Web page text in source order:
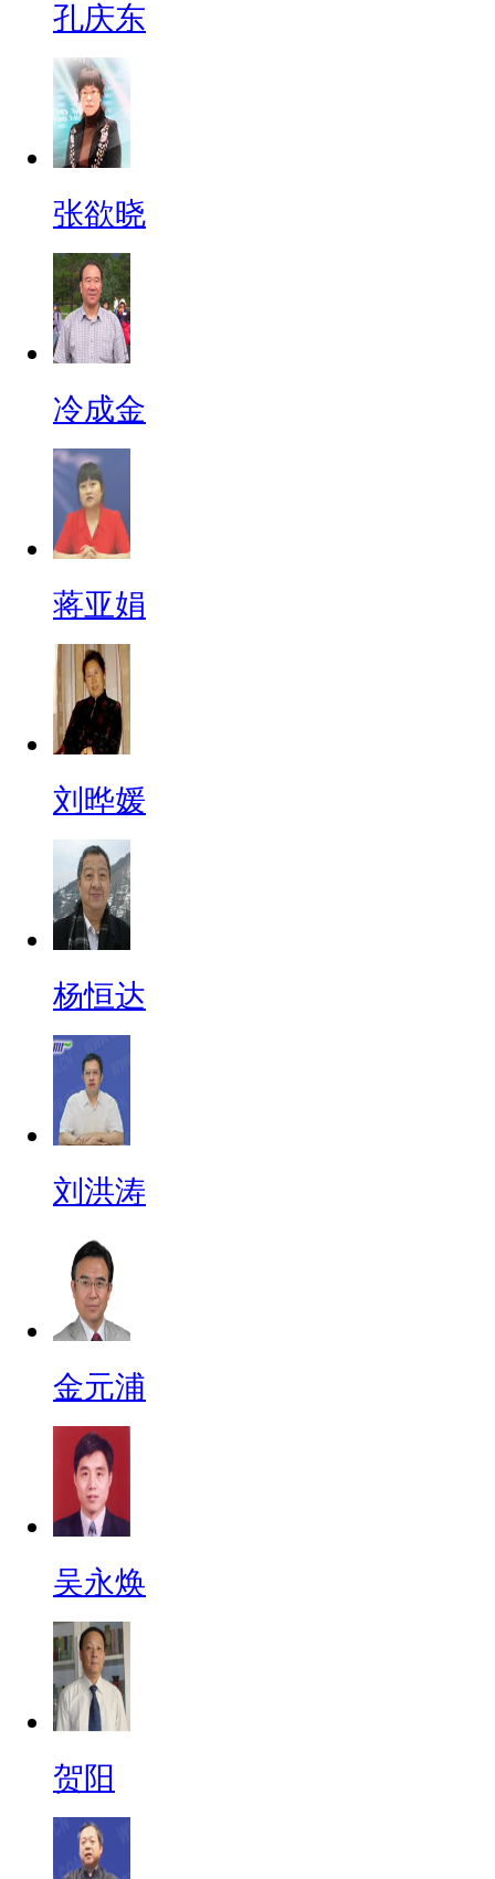
孔庆东
张欲晓
冷成金
蒋亚娟
刘晔媛
杨恒达
刘洪涛
金元浦
吴永焕
贺阳